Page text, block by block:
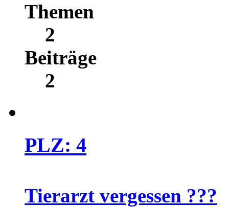
Themen
2
Beiträge
2
PLZ: 4
Tierarzt vergessen ???